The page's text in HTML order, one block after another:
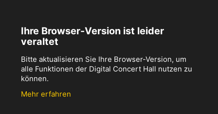
Ihre Browser-Version ist leider
veraltet
Bitte aktualisieren Sie Ihre Browser-Version, um
alle Funktionen der Digital Concert Hall nutzen zu
können.
Mehr erfahren